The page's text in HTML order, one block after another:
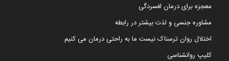
معجزه برای درمان افسردگی
مشاوره جنسی و لذت بیشتر در رابطه
اختلال روان ترسناک نیست ما به راحتی درمان می کنیم
کلیپ روانشناسی